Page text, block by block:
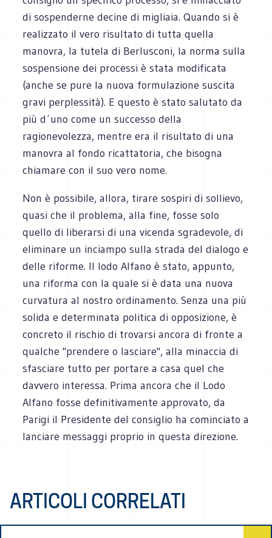
di sospenderne decine di migliaia. Quando si è
realizzato il vero risultato di tutta quella
manovra, la tutela di Berlusconi, la norma sulla
sospensione dei processi è stata modificata
(anche se pure la nuova formulazione suscita
gravi perplessità). E questo è stato salutato da
più d´uno come un successo della
ragionevolezza, mentre era il risultato di una
manovra al fondo ricattatoria, che bisogna
chiamare con il suo vero nome.
Non è possibile, allora, tirare sospiri di sollievo,
quasi che il problema, alla fine, fosse solo
quello di liberarsi di una vicenda sgradevole, di
eliminare un inciampo sulla strada del dialogo e
delle riforme. Il lodo Alfano è stato, appunto,
una riforma con la quale si è data una nuova
curvatura al nostro ordinamento. Senza una più
solida e determinata politica di opposizione, è
concreto il rischio di trovarsi ancora di fronte a
qualche "prendere o lasciare", alla minaccia di
sfasciare tutto per portare a casa quel che
davvero interessa. Prima ancora che il Lodo
Alfano fosse definitivamente approvato, da
Parigi il Presidente del consiglio ha cominciato a
lanciare messaggi proprio in questa direzione.
ARTICOLI CORRELATI